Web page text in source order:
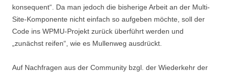
konsequent“. Da man jedoch die bisherige Arbeit an der Multi-
Site-Komponente nicht einfach so aufgeben möchte, soll der
Code ins WPMU-Projekt zurück überführt werden und
„zunächst reifen“, wie es Mullenweg ausdrückt.
Auf Nachfragen aus der Community bzgl. der Wiederkehr der